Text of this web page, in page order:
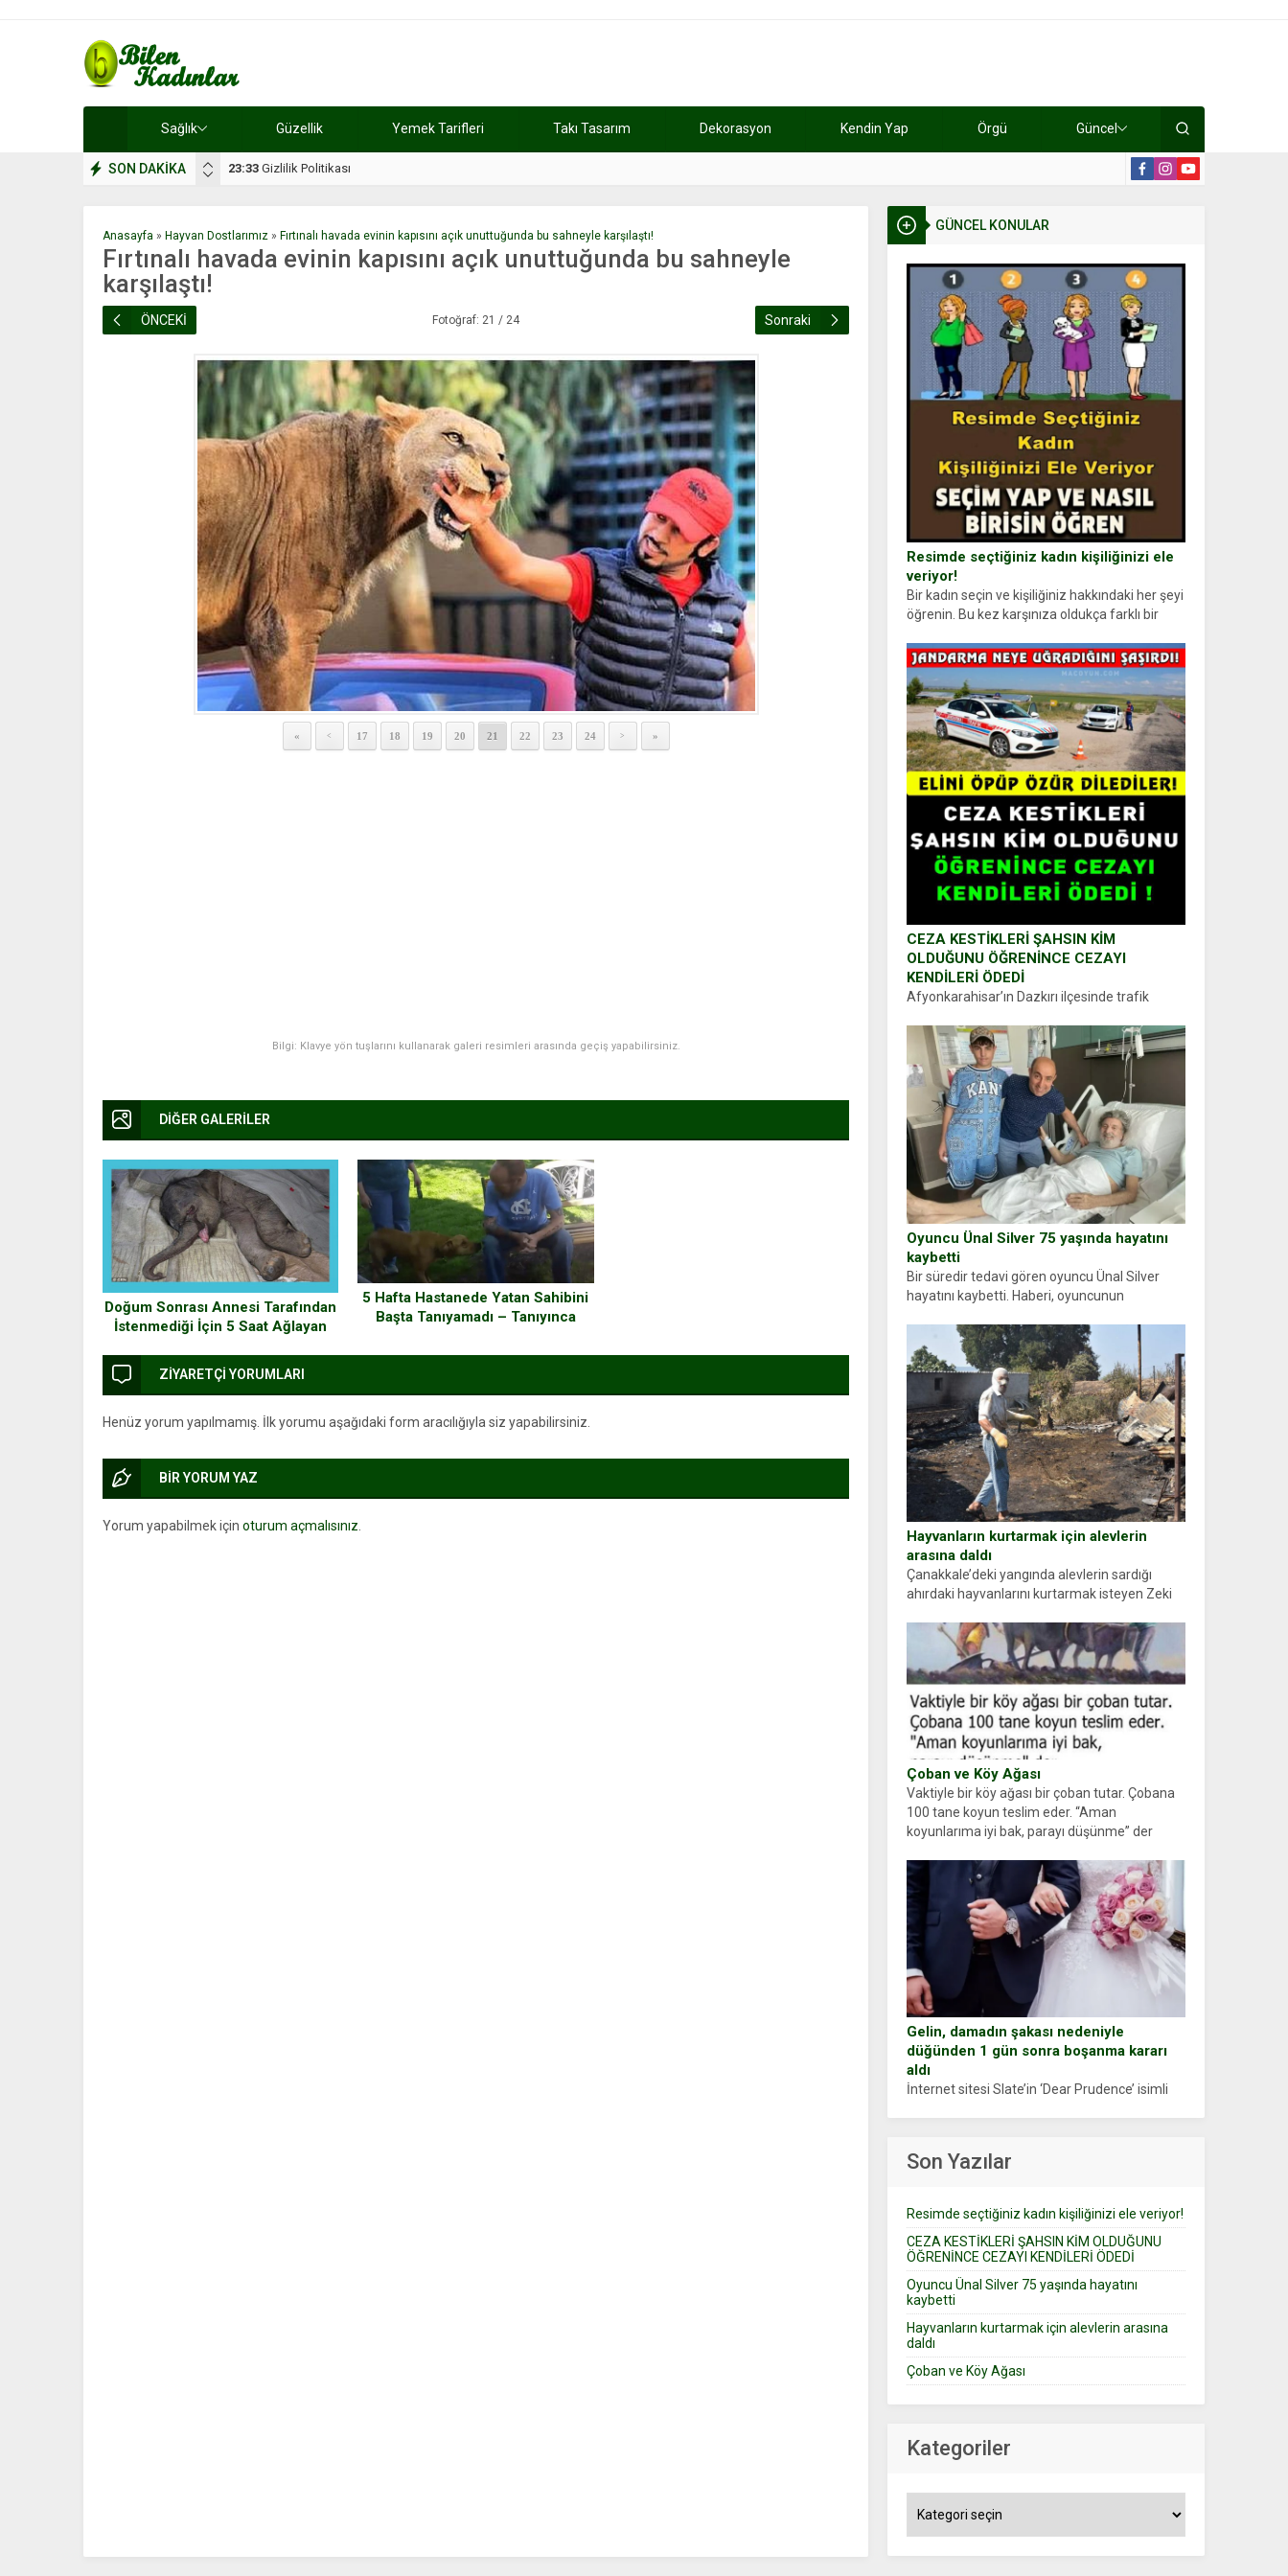
Sağlık Güzellik Yemek Tarifleri Takı Tasarım Dekorasyon Kendin Yap Örgü Güncel
SON DAKİKA 17:08 Dilan, düğününe 5 gün kala hayatını kaybetti
GÜNCEL KONULAR
Resimde seçtiğiniz kadın kişiliğinizi ele
veriyor!
Bir kadın seçin ve kişiliğiniz hakkındaki her şeyi
öğrenin. Bu kez karşınıza oldukça farklı bir
kadın figürlerinden dikkatinizi en...
CEZA KESTİKLERİ ŞAHSIN KİM
OLDUĞUNU ÖĞRENİNCE CEZAYI
KENDİLERİ ÖDEDİ
Afyonkarahisar’ın Dazkırı ilçesinde trafik
durdurdukları bir otomobilin sürücüsünden
ehliyet ve ruhsat sorup belgelerini istedi.
Sürücü Abdurrahman Ö.nün verdiği evraklarda
eksik olduğunu...
Oyuncu Ünal Silver 75 yaşında hayatını
kaybetti
Bir süredir tedavi gören oyuncu Ünal Silver
hayatını kaybetti. Haberi, oyuncunun
sosyal medya hesabında “Usta Oyuncumuz ve
çok değerli dostumuz...
Hayvanların kurtarmak için alevlerin
arasına daldı
Çanakkale’deki yangında alevlerin sardığı
ahırdaki hayvanlarını kurtarmak isteyen Zeki
ellerinde yanıklar oluşan Demir, kâbus dolu
anları anlattı… Merkeze bağlı...
Çoban ve Köy Ağası
Vaktiyle bir köy ağası bir çoban tutar. Çobana
100 tane koyun teslim eder. “Aman
koyunlarıma iyi bak, parayı düşünme” der
Gelin, damadın şakası nedeniyle
düğünden 1 gün sonra boşanma kararı
aldı
İnternet sitesi Slate’in ‘Dear Prudence’ isimli
Son Yazılar
Resimde seçtiğiniz kadın kişiliğinizi ele veriyor!
CEZA KESTİKLERİ ŞAHSIN KİM OLDUĞUNU
ÖĞRENİNCE CEZAYI KENDİLERİ ÖDEDİ
Oyuncu Ünal Silver 75 yaşında hayatını
kaybetti
Hayvanların kurtarmak için alevlerin arasına
daldı
Çoban ve Köy Ağası
Kategoriler
Anasayfa » Hayvan Dostlarımız » Fırtınalı havada evinin kapısını açık unuttuğunda bu sahneyle karşılaştı!
Fırtınalı havada evinin kapısını açık unuttuğunda bu sahneyle
karşılaştı!
ÖNCEKİ Fotoğraf: 21 / 24 Sonraki
« < 17 18 19 20 21 22 23 24 > »
Bilgi: Klavye yön tuşlarını kullanarak galeri resimleri arasında geçiş yapabilirsiniz.
DİĞER GALERİLER
Doğum Sonrası Annesi Tarafından
İstenmediği İçin 5 Saat Ağlayan
5 Hafta Hastanede Yatan Sahibini
Başta Tanıyamadı – Tanıyınca
ZİYARETÇİ YORUMLARI
Henüz yorum yapılmamış. İlk yorumu aşağıdaki form aracılığıyla siz yapabilirsiniz.
BİR YORUM YAZ
Yorum yapabilmek için oturum açmalısınız.